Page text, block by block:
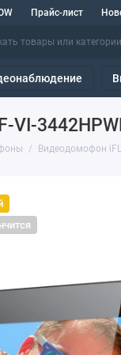
Прайс-лист
VI-
Видеодомофон